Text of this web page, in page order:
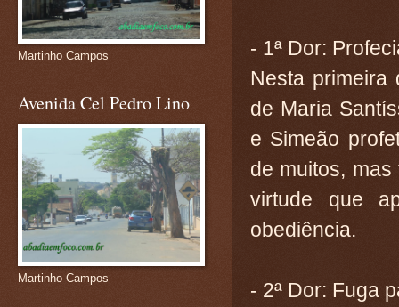
- 1ª Dor:
Nesta primeira
de Maria
e Simeão
de muitos,
virtude que
obediência.
- 2ª Dor: Fuga
Martinho Campos
Avenida Cel Pedro Lino
Martinho Campos